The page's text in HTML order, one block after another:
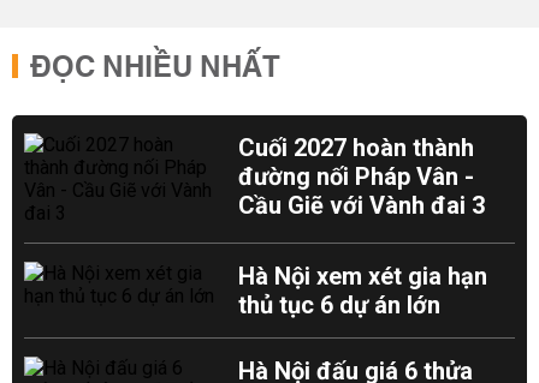
ĐỌC NHIỀU NHẤT
Cuối 2027 hoàn thành
đường nối Pháp Vân -
Cầu Giẽ với Vành đai 3
Hà Nội xem xét gia hạn
thủ tục 6 dự án lớn
Hà Nội đấu giá 6 thửa